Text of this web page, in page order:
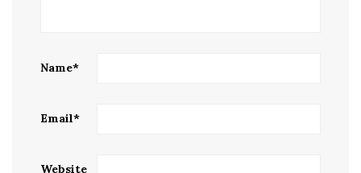
Name*
Email*
Website